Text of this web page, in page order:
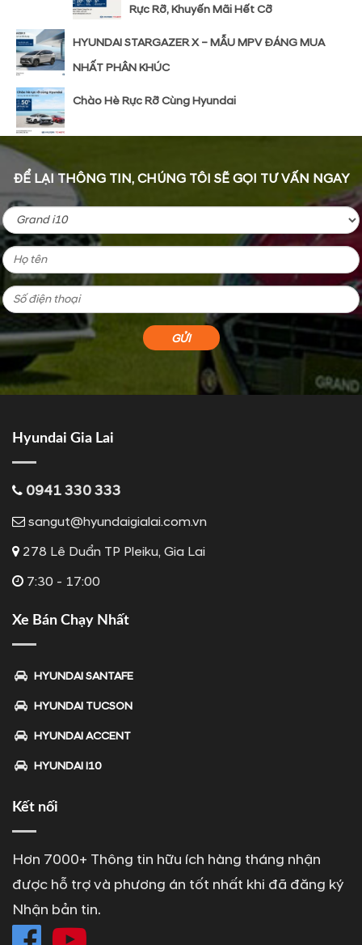
Rực Rỡ, Khuyến Mãi Hết Cỡ
HYUNDAI STARGAZER X – MẪU MPV ĐÁNG MUA
NHẤT PHÂN KHÚC
Chào Hè Rực Rỡ Cùng Hyundai
ĐỂ LẠI THÔNG TIN, CHÚNG TÔI SẼ GỌI TƯ VẤN NGAY
Hyundai Gia Lai
0941 330 333
sangut@hyundaigialai.com.vn
278 Lê Duẩn TP Pleiku, Gia Lai
7:30 - 17:00
Xe Bán Chạy Nhất
HYUNDAI SANTAFE
HYUNDAI TUCSON
HYUNDAI ACCENT
HYUNDAI I10
Kết nối
Hơn 7000+ Thông tin hữu ích hàng tháng nhận
được hỗ trợ và phương án tốt nhất khi đã đăng ký
Nhận bản tin.